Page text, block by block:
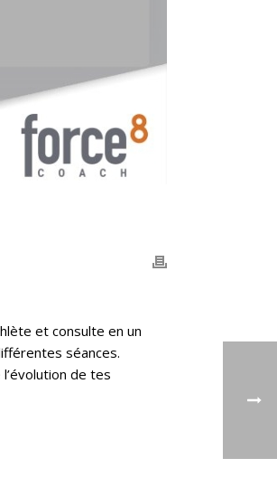
et consulte en un
séances.
de tes